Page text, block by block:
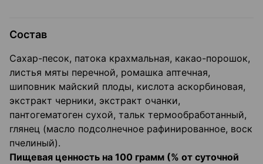
Состав
Сахар-песок, патока крахмальная, какао-порошок,
листья мяты перечной, ромашка аптечная,
шиповник майский плоды, кислота аскорбиновая,
экстракт черники, экстракт очанки,
пантогематоген сухой, тальк термообработанный,
глянец (масло подсолнечное рафинированное, воск
пчелиный).
Пищевая ценность на 100 грамм (% от суточной